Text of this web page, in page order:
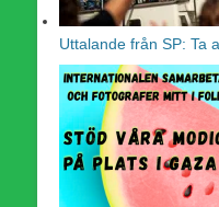
Uttalande från SP: Ta